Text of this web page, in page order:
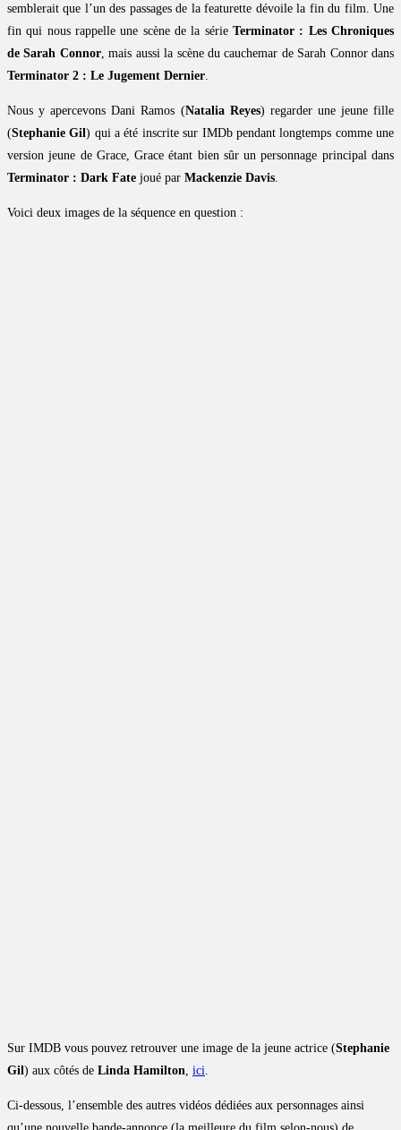
semblerait que l’un des passages de la featurette dévoile la fin du film. Une
fin qui nous rappelle une scène de la série Terminator : Les Chroniques
de Sarah Connor, mais aussi la scène du cauchemar de Sarah Connor dans
Terminator 2 : Le Jugement Dernier.
Nous y apercevons Dani Ramos (Natalia Reyes) regarder une jeune fille
(Stephanie Gil) qui a été inscrite sur IMDb pendant longtemps comme une
version jeune de Grace, Grace étant bien sûr un personnage principal dans
Terminator : Dark Fate joué par Mackenzie Davis.
Voici deux images de la séquence en question :
Sur IMDB vous pouvez retrouver une image de la jeune actrice (Stephanie
Gil) aux côtés de Linda Hamilton, ici.
Ci-dessous, l’ensemble des autres vidéos dédiées aux personnages ainsi